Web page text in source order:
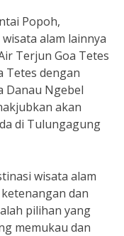
Popoh,
alam lainnya
Terjun Goa Tetes
Tetes dengan
Danau Ngebel
akan
di Tulungagung
wisata alam
dan
pilihan yang
memukau dan